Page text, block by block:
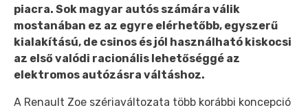
piacra. Sok magyar autós számára válik
mostanában ez az egyre elérhetőbb, egyszerű
kialakítású, de csinos és jól használható kiskocsi
az első valódi racionális lehetőséggé az
elektromos autózásra váltáshoz.
A Renault Zoe szériaváltozata több korábbi koncepció